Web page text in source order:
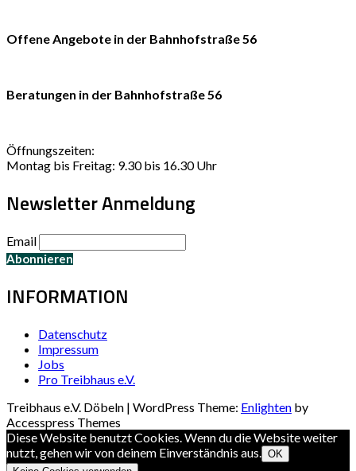
Offene Angebote in der Bahnhofstraße 56
Beratungen in der Bahnhofstraße 56
Öffnungszeiten:
Montag bis Freitag: 9.30 bis 16.30 Uhr
Newsletter Anmeldung
Email
INFORMATION
Datenschutz
Impressum
Jobs
Pro Treibhaus e.V.
Treibhaus e.V. Döbeln | WordPress Theme: Enlighten by
Accesspress Themes
Diese Website benutzt Cookies. Wenn du die Website weiter
nutzt, gehen wir von deinem Einverständnis aus. OK